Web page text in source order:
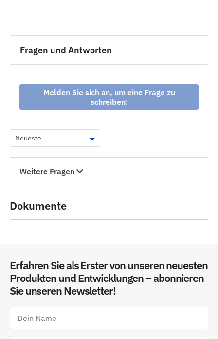
Fragen und Antworten
Melden Sie sich an, um eine Frage zu
schreiben!
Weitere Fragen
Dokumente
Erfahren Sie als Erster von unseren neuesten
Produkten und Entwicklungen – abonnieren
Sie unseren Newsletter!